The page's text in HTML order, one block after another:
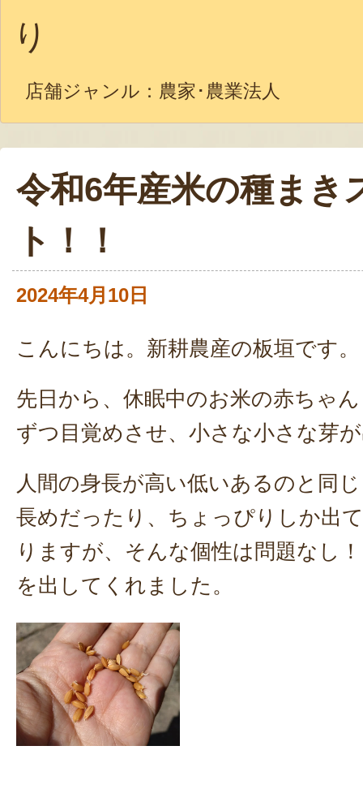
り
店舗ジャンル： 農家･農業法人
令和6年産米の種まき
ト！！
2024年4月10日
こんにちは。新耕農産の板垣です。
先日から、休眠中のお米の赤ちゃ
ずつ目覚めさせ、小さな小さな芽
人間の身長が高い低いあるのと同
長めだったり、ちょっぴりしか出
りますが、そんな個性は問題なし
を出してくれました。